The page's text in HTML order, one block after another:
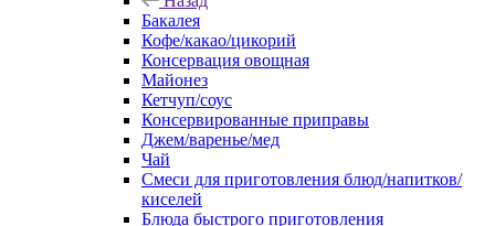
Бакалея
Кофе/какао/цикорий
Консервация овощная
Майонез
Кетчуп/соус
Консервированные приправы
Джем/варенье/мед
Чай
Смеси для приготовления блюд/напитков/
киселей
Блюда быстрого приготовления